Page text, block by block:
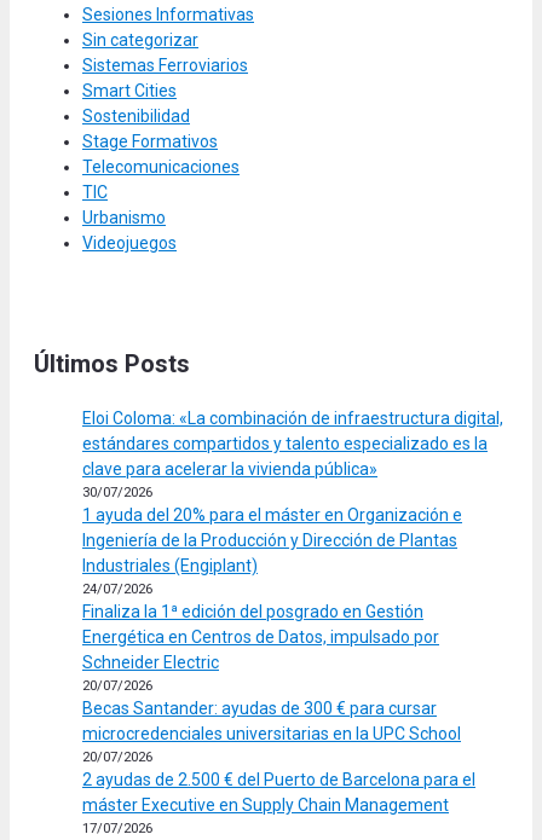
Sesiones Informativas
Sin categorizar
Sistemas Ferroviarios
Smart Cities
Sostenibilidad
Stage Formativos
Telecomunicaciones
TIC
Urbanismo
Videojuegos
Últimos Posts
Eloi Coloma: «La combinación de infraestructura digital,
estándares compartidos y talento especializado es la
clave para acelerar la vivienda pública»
30/07/2026
1 ayuda del 20% para el máster en Organización e
Ingeniería de la Producción y Dirección de Plantas
Industriales (Engiplant)
24/07/2026
Finaliza la 1ª edición del posgrado en Gestión
Energética en Centros de Datos, impulsado por
Schneider Electric
20/07/2026
Becas Santander: ayudas de 300 € para cursar
microcredenciales universitarias en la UPC School
20/07/2026
2 ayudas de 2.500 € del Puerto de Barcelona para el
máster Executive en Supply Chain Management
17/07/2026